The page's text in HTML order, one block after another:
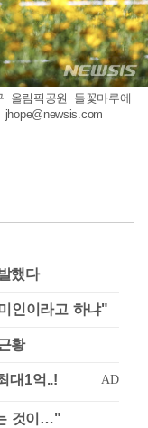
올림픽공원 들꽃마루에
jhope@newsis.com
했다
인이라고 하냐"
황
것이…"